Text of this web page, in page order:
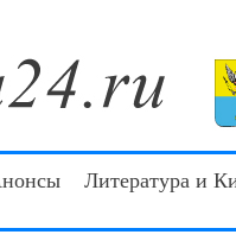
Литература и